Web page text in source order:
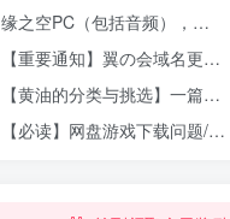
缘之空PC（包括音频），天穹之缘（原创图），4张春日野穹同人图，缘之空主线3D剧情版
【重要通知】翼の会域名更换以及永久防失联导航页和QQ群
【黄油的分类与挑选】一篇文章让你从入门到入土
【必读】网盘游戏下载问题/电脑端 手机端用户玩游戏会遇到的一些问题